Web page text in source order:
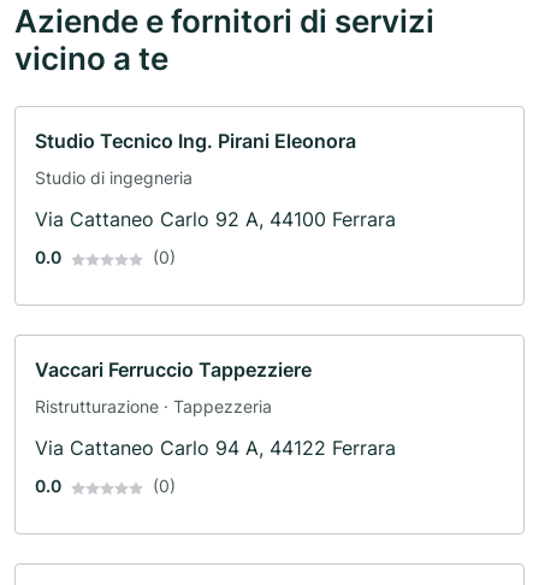
Aziende e fornitori di servizi
vicino a te
Studio Tecnico Ing. Pirani Eleonora
Studio di ingegneria
Via Cattaneo Carlo 92 A, 44100 Ferrara
0.0 (0)
Vaccari Ferruccio Tappezziere
Ristrutturazione · Tappezzeria
Via Cattaneo Carlo 94 A, 44122 Ferrara
0.0 (0)